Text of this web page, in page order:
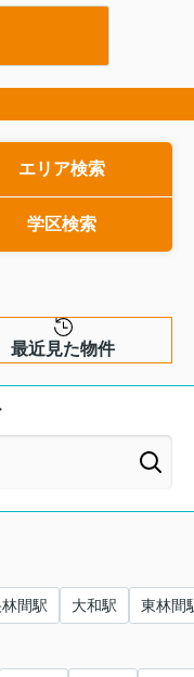
み続けるこの...
敗を防ぐ...
入後に思わぬ制
区域との違...
目線で、旧来の瑕疵担保
押さえながら、契約不適
トを分かりやすく整理し
れから売買契約書にサイ
もちろん、すでに物件探
方にとっても、リスクを
中古住宅を購入するため
エリア検索
学区検索
最近見た物件
間駅 大和駅 東林間